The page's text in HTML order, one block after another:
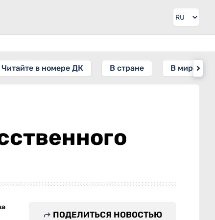
Читайте в номере ДК В стране В мире
ПОДЕЛИТЬСЯ НОВОСТЬЮ